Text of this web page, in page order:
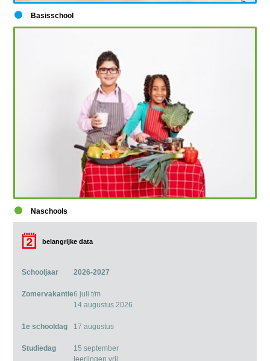
Basisschool
Naschools
belangrijke data
Schooljaar 2026-2027
Zomervakantie6 juli t/m
14 augustus 2026
1e schooldag 17 augustus
Studiedag
15 september